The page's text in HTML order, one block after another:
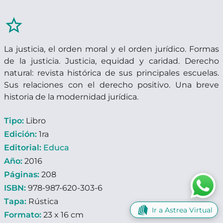
star_border
La justicia, el orden moral y el orden jurídico. Formas
de la justicia. Justicia, equidad y caridad. Derecho
natural: revista histórica de sus principales escuelas.
Sus relaciones con el derecho positivo. Una breve
historia de la modernidad jurídica.
Tipo: Libro
Edición: 1ra
Editorial: Educa
Año: 2016
Páginas: 208
ISBN: 978-987-620-303-6
Tapa: Rústica
Formato: 23 x 16 cm
Ir a Astrea Virtual